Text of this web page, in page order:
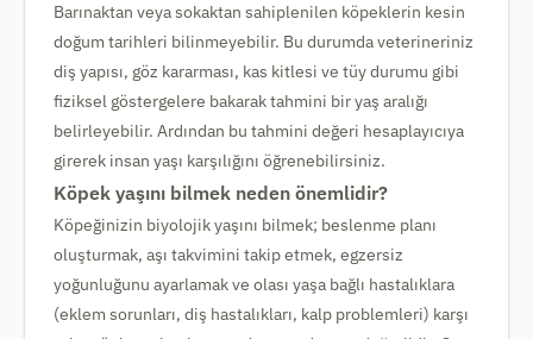
Barınaktan veya sokaktan sahiplenilen köpeklerin kesin
doğum tarihleri bilinmeyebilir. Bu durumda veterineriniz
diş yapısı, göz kararması, kas kitlesi ve tüy durumu gibi
fiziksel göstergelere bakarak tahmini bir yaş aralığı
belirleyebilir. Ardından bu tahmini değeri hesaplayıcıya
girerek insan yaşı karşılığını öğrenebilirsiniz.
Köpek yaşını bilmek neden önemlidir?
Köpeğinizin biyolojik yaşını bilmek; beslenme planı
oluşturmak, aşı takvimini takip etmek, egzersiz
yoğunluğunu ayarlamak ve olası yaşa bağlı hastalıklara
(eklem sorunları, diş hastalıkları, kalp problemleri) karşı